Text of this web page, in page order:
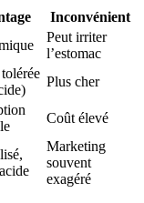
Inconvénient
Peut irriter
l’estomac
Plus cher
Coût élevé
Marketing
souvent
exagéré